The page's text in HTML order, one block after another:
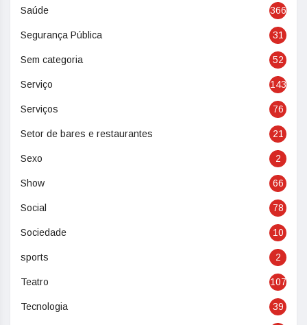
Saúde 366
Segurança Pública 31
Sem categoria 52
Serviço 143
Serviços 76
Setor de bares e restaurantes 21
Sexo 2
Show 66
Social 78
Sociedade 10
sports 2
Teatro 107
Tecnologia 39